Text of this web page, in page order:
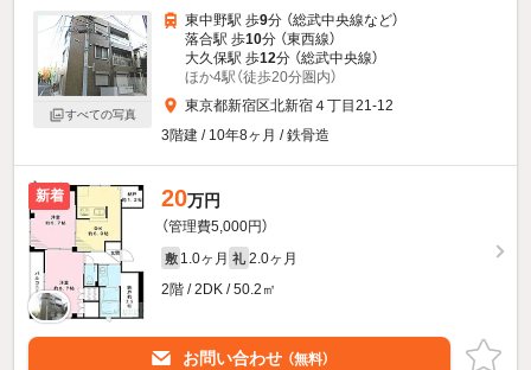
すべての写真
東中野駅 歩9分 （総武中央線など）
落合駅 歩10分 （東西線）
大久保駅 歩12分 （総武中央線）
ほか4駅（徒歩20分圏内）
東京都新宿区北新宿４丁目21-12
3階建 / 10年8ヶ月 / 鉄骨造
新着 20万円
（管理費5,000円）
敷 1.0ヶ月 礼 2.0ヶ月
2階 / 2DK / 50.2㎡
お問い合わせ （無料）